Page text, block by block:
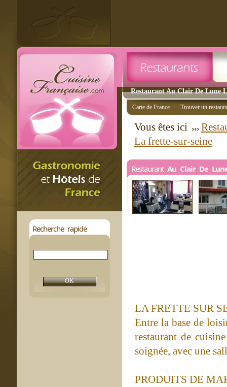
Restaurant Au Clair De Lune
Recherche rapide
Carte de France Trouver un
Vous êtes ici
La frette-sur-seine
Restaurant Au Clair De
LA FRETTE SUR
Entre la base de
restaurant de
soignée, avec une
PRODUITS DE